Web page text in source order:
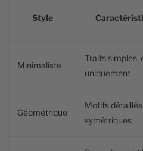
Style
Minimaliste
Traits simples,
uniquement
Géométrique
Motifs
symétriques